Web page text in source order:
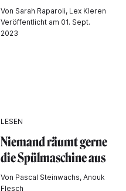
Von Sarah Raparoli, Lex Kleren
Veröffentlicht am 01. Sept.
2023
LESEN
Niemand räumt gerne
die Spülmaschine aus
Von Pascal Steinwachs, Anouk
Flesch